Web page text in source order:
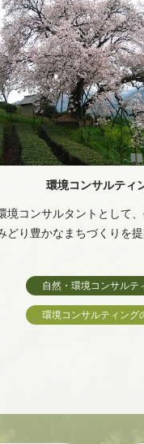
環境コンサルティ
境コンサルタントとして
どり豊かなまちづくりを提
自然・環境コンサルテ
環境コンサルティング